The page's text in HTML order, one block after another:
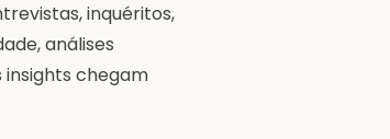
inquéritos,
análises
chegam